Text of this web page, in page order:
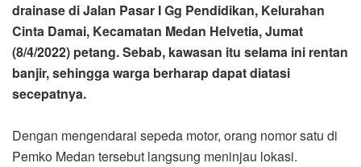
drainase di Jalan Pasar I Gg Pendidikan, Kelurahan
Cinta Damai, Kecamatan Medan Helvetia, Jumat
(8/4/2022) petang. Sebab, kawasan itu selama ini rentan
banjir, sehingga warga berharap dapat diatasi
secepatnya.
Dengan mengendarai sepeda motor, orang nomor satu di
Pemko Medan tersebut langsung meninjau lokasi.